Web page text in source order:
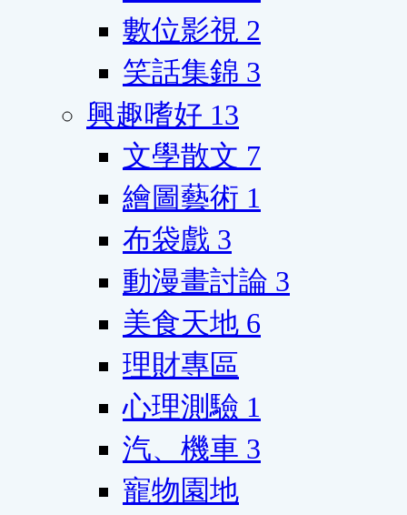
數位影視 2
笑話集錦 3
興趣嗜好 13
文學散文 7
繪圖藝術 1
布袋戲 3
動漫畫討論 3
美食天地 6
理財專區
心理測驗 1
汽、機車 3
寵物園地